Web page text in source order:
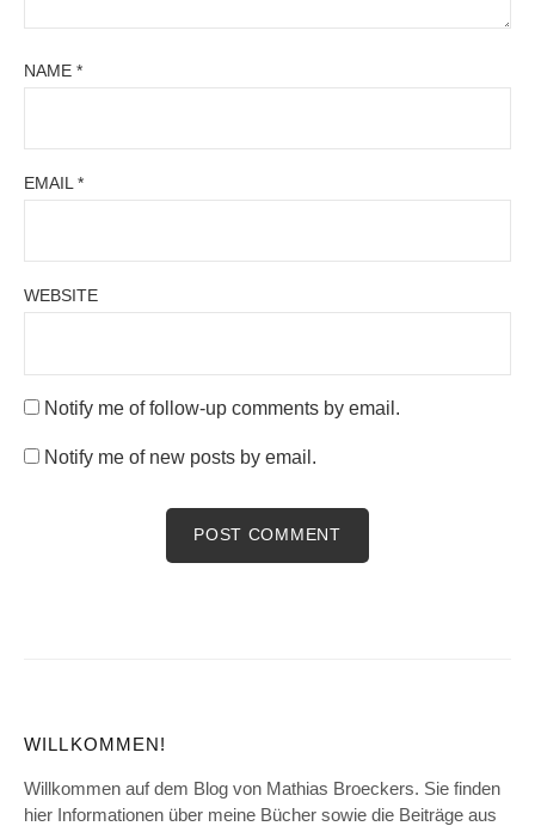
NAME *
EMAIL *
WEBSITE
Notify me of follow-up comments by email.
Notify me of new posts by email.
WILLKOMMEN!
Willkommen auf dem Blog von Mathias Broeckers. Sie finden
hier Informationen über meine Bücher sowie die Beiträge aus